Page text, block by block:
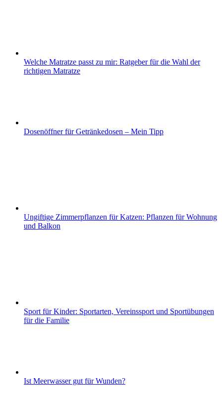
Welche Matratze passt zu mir: Ratgeber für die Wahl der
richtigen Matratze
Dosenöffner für Getränkedosen – Mein Tipp
Ungiftige Zimmerpflanzen für Katzen: Pflanzen für Wohnung
und Balkon
Sport für Kinder: Sportarten, Vereinssport und Sportübungen
für die Familie
Ist Meerwasser gut für Wunden?